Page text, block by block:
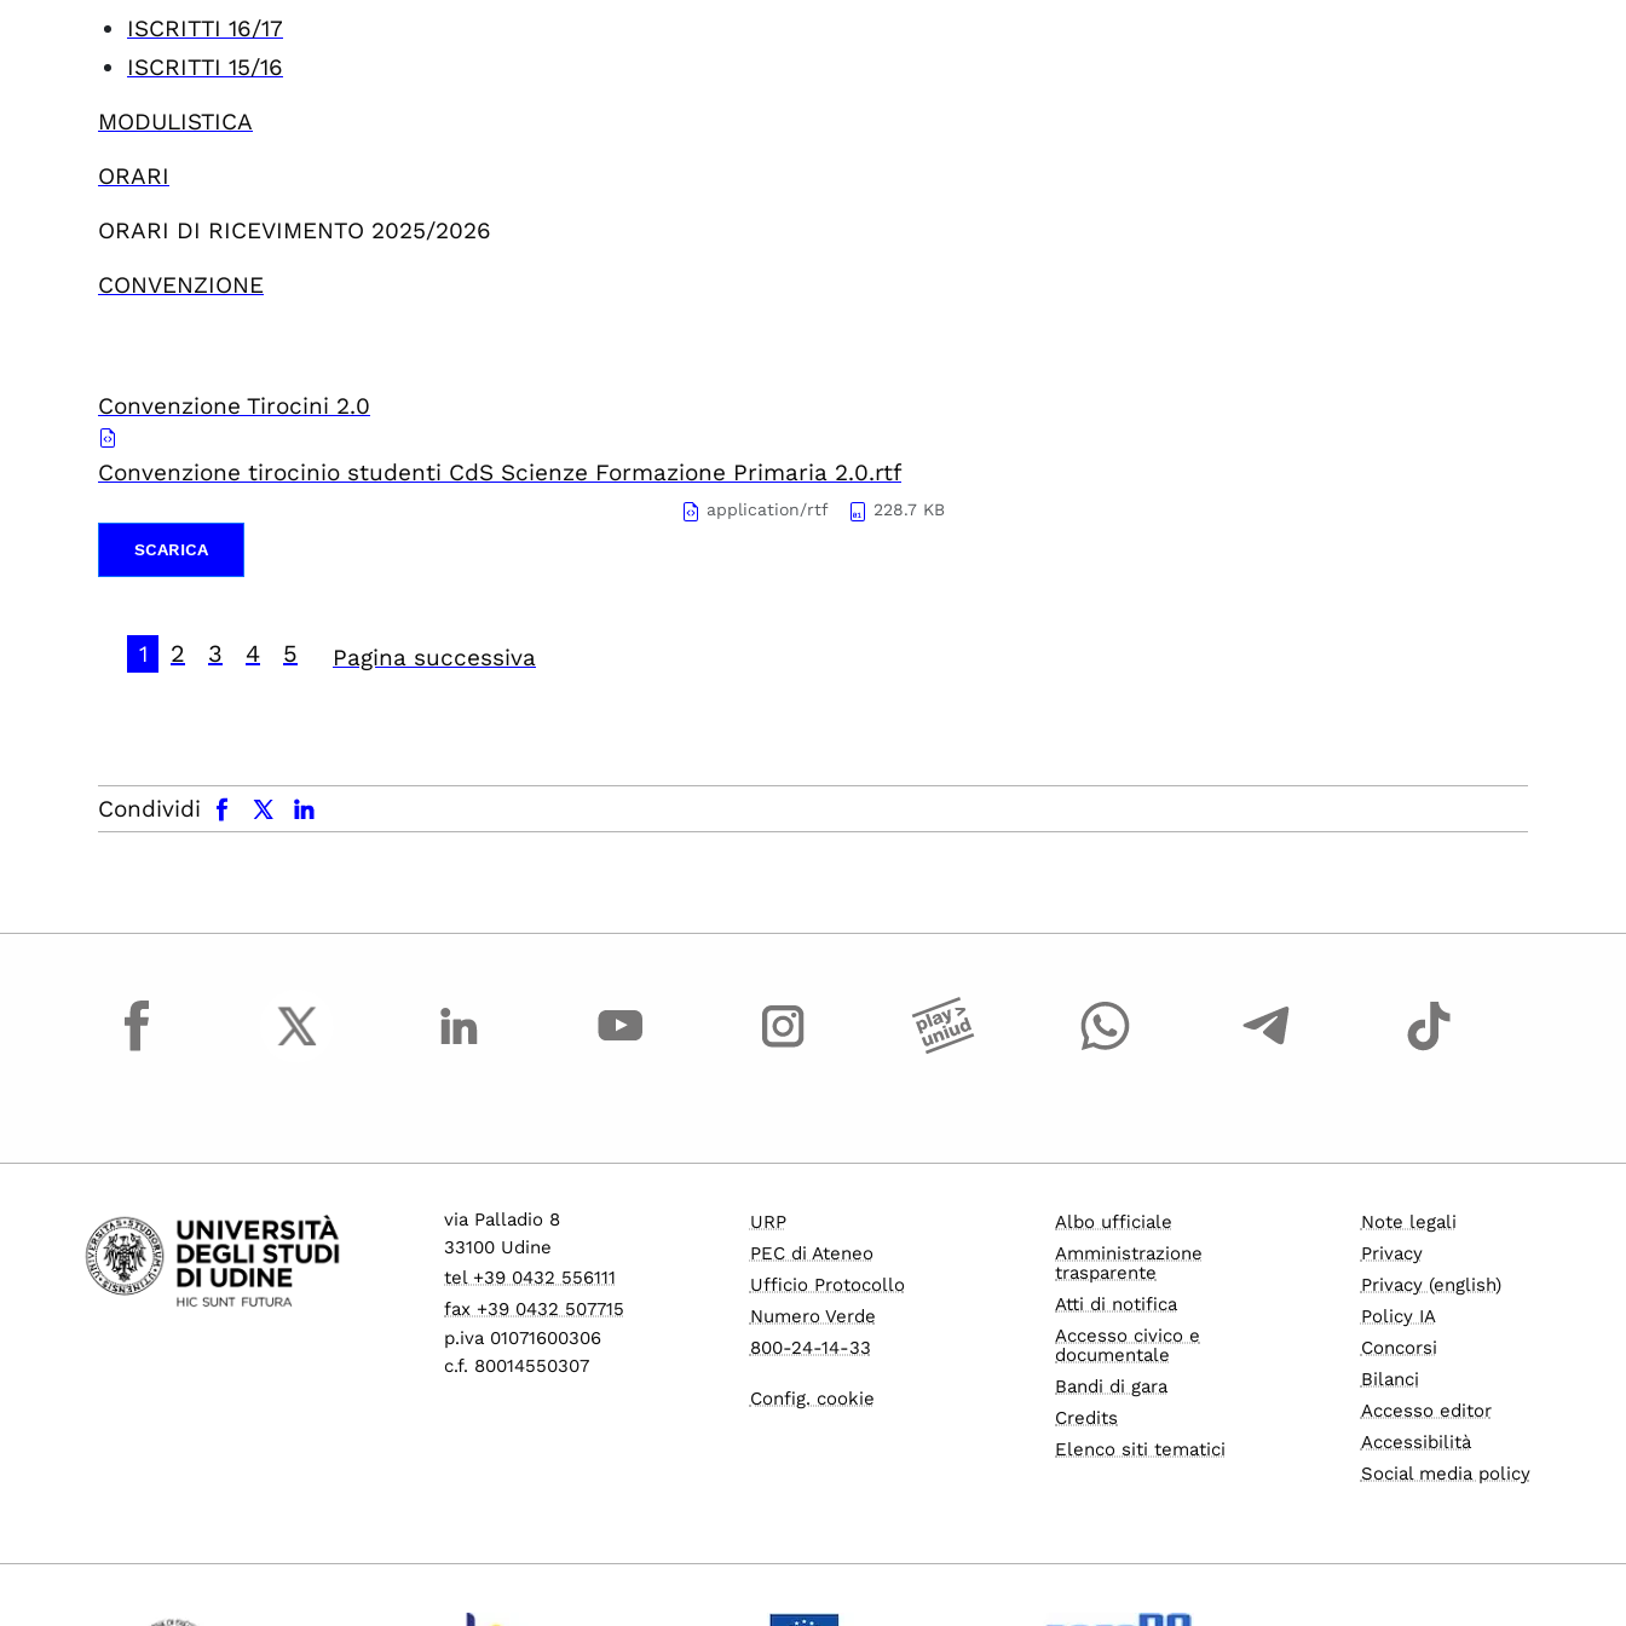
ISCRITTI 16/17
ISCRITTI 15/16
MODULISTICA
ORARI
ORARI DI RICEVIMENTO 2025/2026
CONVENZIONE
Convenzione Tirocini 2.0
Convenzione tirocinio studenti CdS Scienze Formazione Primaria 2.0.rtf
application/rtf 228.7 KB
SCARICA
1 2 3 4 5 Pagina successiva
Condividi
facebook x.com linkedin
facebook
via Palladio 8
33100 Udine
tel +39 0432 556111
fax +39 0432 507715
p.iva 01071600306
c.f. 80014550307
URP
PEC di Ateneo
Ufficio Protocollo
Numero Verde
800-24-14-33
Config. cookie
Albo ufficiale
Amministrazione
trasparente
Atti di notifica
Accesso civico e
documentale
Bandi di gara
Credits
Elenco siti tematici
Note legali
Privacy
Privacy (english)
Policy IA
Concorsi
Bilanci
Accesso editor
Accessibilità
Social media policy